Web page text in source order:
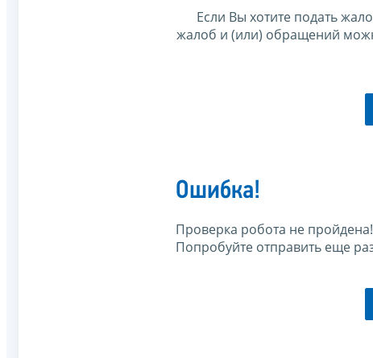
Если Вы хотите подать
жалоб и (или) обращений
Ошибка!
Проверка робота не пройдена!
Попробуйте отправить еще